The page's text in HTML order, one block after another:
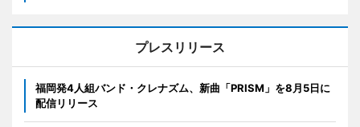
プレスリリース
福岡発4人組バンド・クレナズム、新曲「PRISM」を8月5日に
配信リリース